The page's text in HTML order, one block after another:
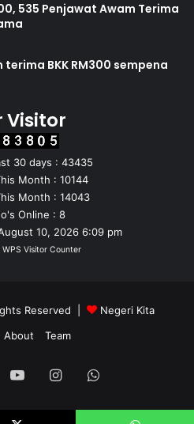
535 Penjawat Awam Terima
BKK RM300 sempena
Visitor
30 days : 43435
Month : 10144
Month : 14043
Online : 8
10, 2026 6:09 pm
WPS Visitor Counter
Reserved |
Negeri Kita
About Team
YouTubeInstagramWhatsApp